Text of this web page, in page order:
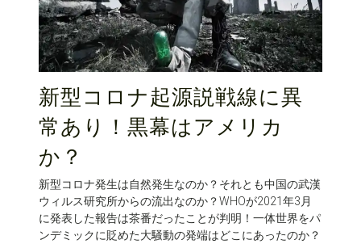
新型コロナ起源説戦線に異
常あり！黒幕はアメリカ
か？
新型コロナ発生は自然発生なのか？それとも中国の武漢
ウィルス研究所からの流出なのか？WHOが2021年3月
に発表した報告は茶番だったことが判明！一体世界をパ
ンデミックに貶めた大騒動の発端はどこにあったのか？